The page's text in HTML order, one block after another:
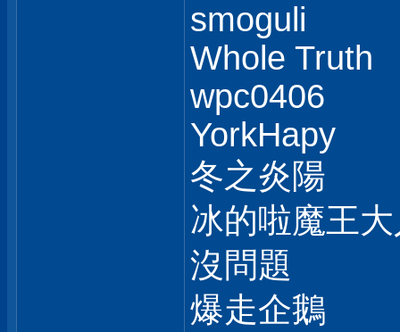
smoguli
Whole Truth
wpc0406
YorkHapy
冬之炎陽
冰的啦魔王
沒問題
爆走企鵝